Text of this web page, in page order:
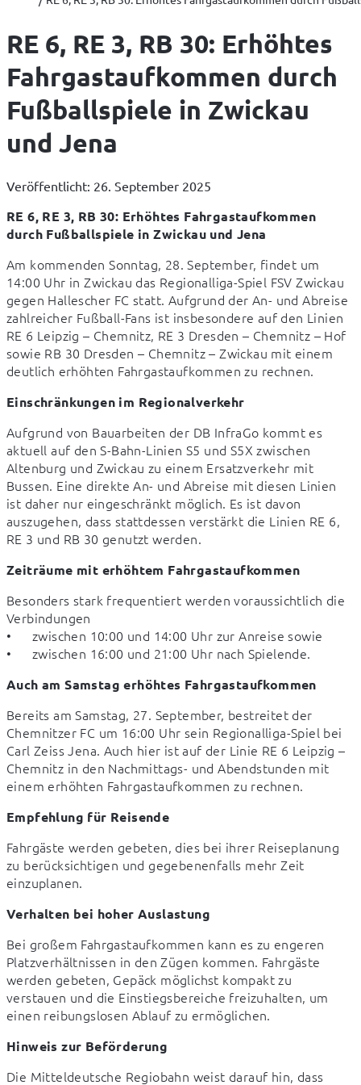
RE 6, RE 3, RB 30: Erhöhtes
Fahrgastaufkommen durch
Fußballspiele in Zwickau
und Jena
Veröffentlicht: 26. September 2025
RE 6, RE 3, RB 30: Erhöhtes Fahrgastaufkommen
durch Fußballspiele in Zwickau und Jena
Am kommenden Sonntag, 28. September, findet um
14:00 Uhr in Zwickau das Regionalliga-Spiel FSV Zwickau
gegen Hallescher FC statt. Aufgrund der An- und Abreise
zahlreicher Fußball-Fans ist insbesondere auf den Linien
RE 6 Leipzig – Chemnitz, RE 3 Dresden – Chemnitz – Hof
sowie RB 30 Dresden – Chemnitz – Zwickau mit einem
deutlich erhöhten Fahrgastaufkommen zu rechnen.
Einschränkungen im Regionalverkehr
Aufgrund von Bauarbeiten der DB InfraGo kommt es
aktuell auf den S-Bahn-Linien S5 und S5X zwischen
Altenburg und Zwickau zu einem Ersatzverkehr mit
Bussen. Eine direkte An- und Abreise mit diesen Linien
ist daher nur eingeschränkt möglich. Es ist davon
auszugehen, dass stattdessen verstärkt die Linien RE 6,
RE 3 und RB 30 genutzt werden.
Zeiträume mit erhöhtem Fahrgastaufkommen
Besonders stark frequentiert werden voraussichtlich die
Verbindungen
•	zwischen 10:00 und 14:00 Uhr zur Anreise sowie
•	zwischen 16:00 und 21:00 Uhr nach Spielende.
Auch am Samstag erhöhtes Fahrgastaufkommen
Bereits am Samstag, 27. September, bestreitet der
Chemnitzer FC um 16:00 Uhr sein Regionalliga-Spiel bei
Carl Zeiss Jena. Auch hier ist auf der Linie RE 6 Leipzig –
Chemnitz in den Nachmittags- und Abendstunden mit
einem erhöhten Fahrgastaufkommen zu rechnen.
Empfehlung für Reisende
Fahrgäste werden gebeten, dies bei ihrer Reiseplanung
zu berücksichtigen und gegebenenfalls mehr Zeit
einzuplanen.
Verhalten bei hoher Auslastung
Bei großem Fahrgastaufkommen kann es zu engeren
Platzverhältnissen in den Zügen kommen. Fahrgäste
werden gebeten, Gepäck möglichst kompakt zu
verstauen und die Einstiegsbereiche freizuhalten, um
einen reibungslosen Ablauf zu ermöglichen.
Hinweis zur Beförderung
Die Mitteldeutsche Regiobahn weist darauf hin, dass